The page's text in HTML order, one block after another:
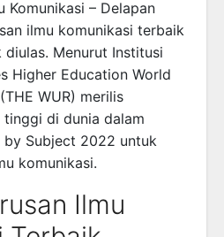
Komunikasi – Delapan
ilmu komunikasi terbaik
Menurut Institusi
Higher Education World
WUR) merilis
di dunia dalam
by Subject 2022 untuk
komunikasi.
Ilmu